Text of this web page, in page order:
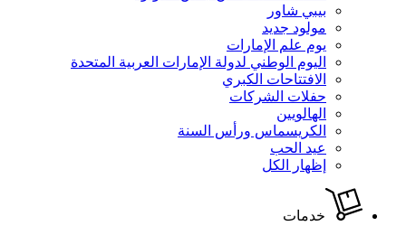
بيبي شاور
مولود جديد
يوم علم الإمارات
اليوم الوطني لدولة الإمارات العربية المتحدة
الافتتاحات الكبري
حفلات الشركات
الهالويين
الكريسماس ورأس السنة
عيد الحب
إظهار الكل
خدمات